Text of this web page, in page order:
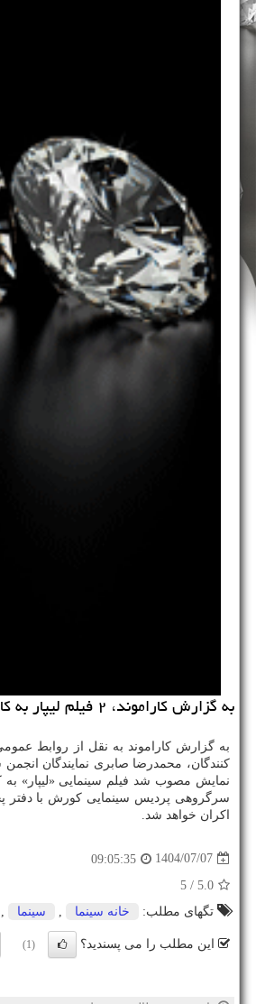
به گزارش کاراموند، ۲ فیلم لیپار به کارگردانی حسین ریگی و حرکت آخر به کارگردانی شهاب حسینی از ۹ مهر اکران می شوند.
کنندگان، محمدرضا صابری نمایندگان
نمایش مصوب شد فیلم سینمایی «لیپار» به کارگردانی حسین
سرگروهی پردیس سینمایی کورش با دفتر
اکران خواهد شد.
1404/07/07
09:05:35
5.0
/ 5
تگهای مطلب:
خانه سینما سینما
این مطلب را می پسندید؟ (1)